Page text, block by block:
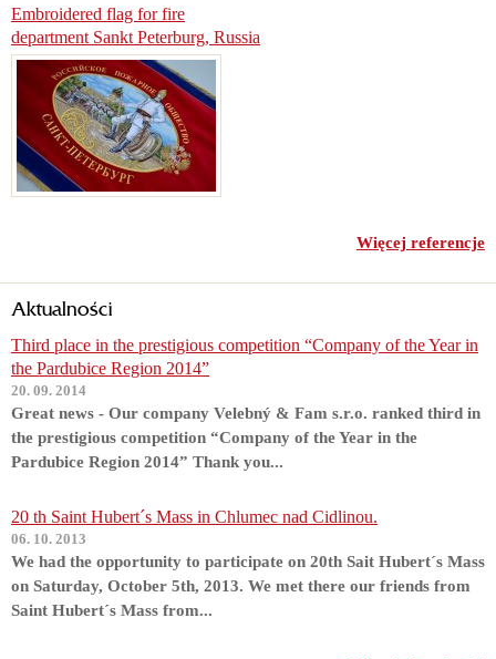
Embroidered flag for fire
department Sankt Peterburg, Russia
Więcej referencje
Aktualności
Third place in the prestigious competition “Company of the Year in
the Pardubice Region 2014”
20. 09. 2014
Great news - Our company Velebný & Fam s.r.o. ranked third in
the prestigious competition “Company of the Year in the
Pardubice Region 2014” Thank you...
20 th Saint Hubert´s Mass in Chlumec nad Cidlinou.
06. 10. 2013
We had the opportunity to participate on 20th Sait Hubert´s Mass
on Saturday, October 5th, 2013. We met there our friends from
Saint Hubert´s Mass from...